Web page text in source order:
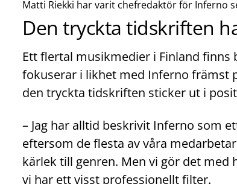
Matti Riekki har varit chefredaktör för Inferno
Den tryckta tidskriften
Ett flertal musikmedier i Finland finns
fokuserar i likhet med Inferno främst
den tryckta tidskriften sticker ut i
– Jag har alltid beskrivit Inferno som
eftersom de flesta av våra
kärlek till genren. Men vi gör det med
vi har ett visst professionellt filter.